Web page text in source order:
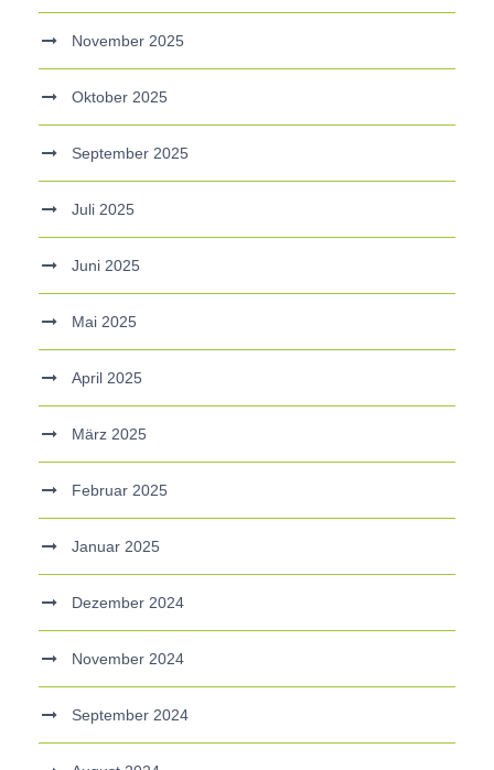
November 2025
Oktober 2025
September 2025
Juli 2025
Juni 2025
Mai 2025
April 2025
März 2025
Februar 2025
Januar 2025
Dezember 2024
November 2024
September 2024